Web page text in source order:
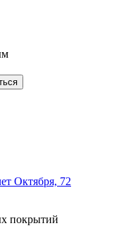
Октября, 72
покрытий